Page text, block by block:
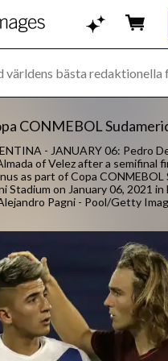
CONMEBOL
- JANUARY 06: Pedro
of Velez after a semifinal
as part of Copa CONMEBOL
Stadium on January 06, 2021 in
Pagni - Pool/Getty